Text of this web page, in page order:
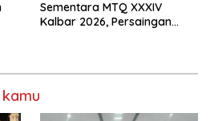
Sementara MTQ XXXIV
Kalbar 2026, Persaingan